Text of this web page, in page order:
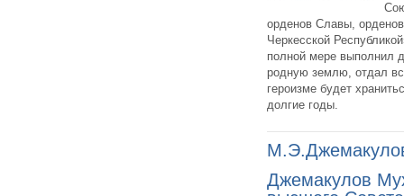
орденов Славы,
Черкесской
полной мере выполнил
родную землю, отдал
героизме будет
долгие годы.
Джемакулов